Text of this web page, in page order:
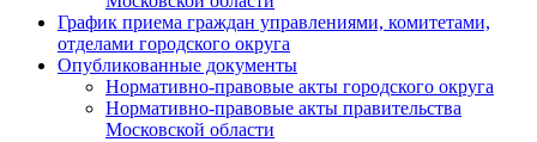
График приема граждан управлениями, комитетами,
отделами городского округа
Опубликованные документы
Нормативно-правовые акты городского округа
Нормативно-правовые акты правительства
Московской области